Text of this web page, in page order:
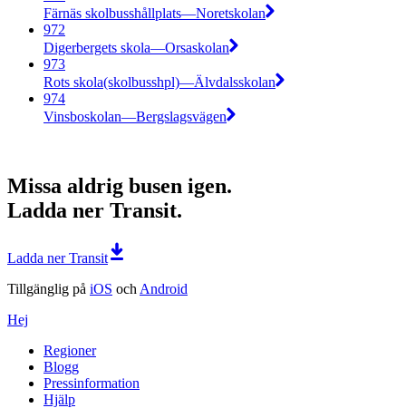
Färnäs skolbusshållplats—Noretskolan
972
Digerbergets skola—Orsaskolan
973
Rots skola(skolbusshpl)—Älvdalsskolan
974
Vinsboskolan—Bergslagsvägen
Missa aldrig busen igen.
Ladda ner Transit.
Ladda ner Transit
Tillgänglig på iOS och Android
Hej
Regioner
Blogg
Pressinformation
Hjälp